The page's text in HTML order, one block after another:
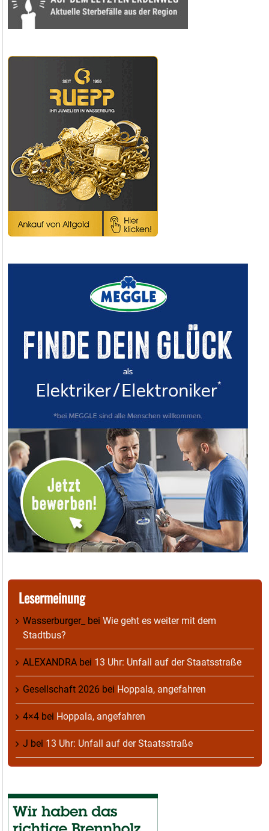
Lesermeinung
Wasserburger_ bei Wie geht es weiter mit dem
Stadtbus?
ALEXANDRA bei 13 Uhr: Unfall auf der Staatsstraße
Gesellschaft 2026 bei Hoppala, angefahren
4×4 bei Hoppala, angefahren
J bei 13 Uhr: Unfall auf der Staatsstraße